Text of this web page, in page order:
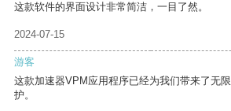
这款软件的界面设计非常简洁，一目了然。
2024-07-15
游客
这款加速器VPM应用程序已经为我们带来了无
护。